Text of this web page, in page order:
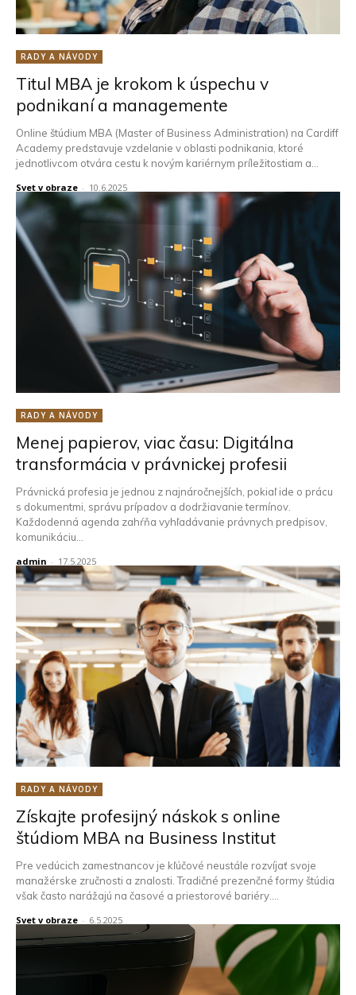
RADY A NÁVODY
Titul MBA je krokom k úspechu v
podnikaní a managemente
Online štúdium MBA (Master of Business Administration) na Cardiff
Academy predstavuje vzdelanie v oblasti podnikania, ktoré
jednotlivcom otvára cestu k novým kariérnym príležitostiam a...
Svet v obraze - 10.6.2025
RADY A NÁVODY
Menej papierov, viac času: Digitálna
transformácia v právnickej profesii
Právnická profesia je jednou z najnáročnejších, pokiaľ ide o prácu
s dokumentmi, správu prípadov a dodržiavanie termínov.
Každodenná agenda zahŕňa vyhľadávanie právnych predpisov,
komunikáciu...
admin - 17.5.2025
RADY A NÁVODY
Získajte profesijný náskok s online
štúdiom MBA na Business Institut
Pre vedúcich zamestnancov je kľúčové neustále rozvíjať svoje
manažérske zručnosti a znalosti. Tradičné prezenčné formy štúdia
však často narážajú na časové a priestorové bariéry....
Svet v obraze - 6.5.2025